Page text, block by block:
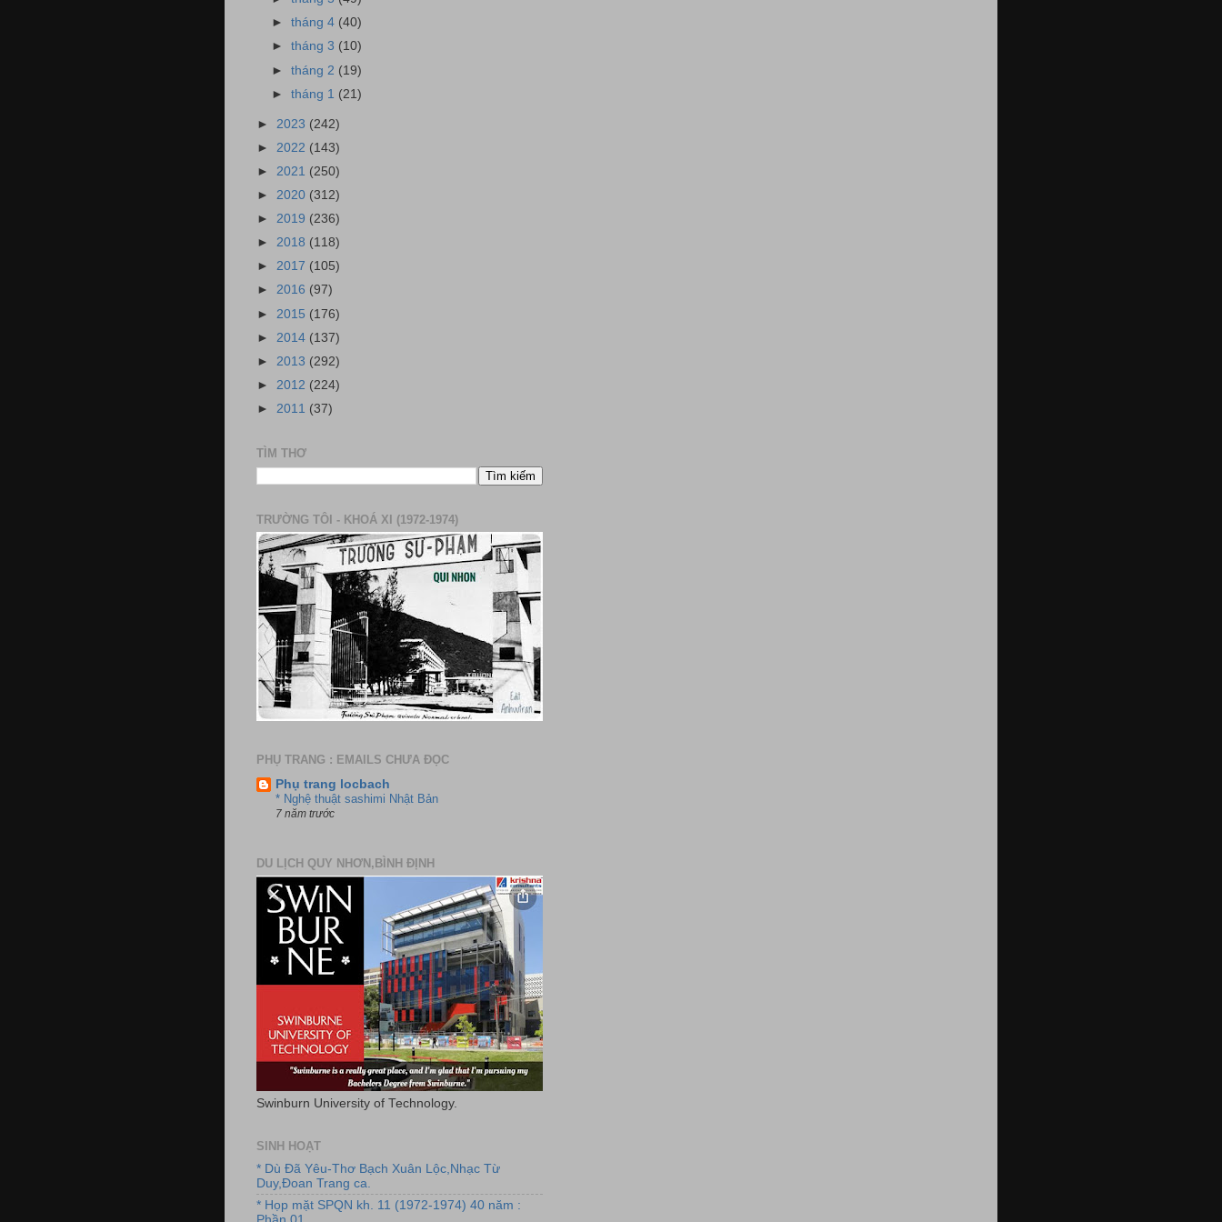
►tháng 4 (40)
►tháng 3 (10)
►tháng 2 (19)
►tháng 1 (21)
► 2023 (242)
► 2022 (143)
► 2021 (250)
► 2020 (312)
► 2019 (236)
► 2018 (118)
► 2017 (105)
► 2016 (97)
► 2015 (176)
► 2014 (137)
► 2013 (292)
► 2012 (224)
► 2011 (37)
TÌM THƠ
TRƯỜNG TÔI - KHOÁ XI (1972-1974)
PHỤ TRANG : EMAILS CHƯA ĐỌC
Phụ trang locbach
* Nghệ thuật sashimi Nhật Bản
7 năm trước
DU LỊCH QUY NHƠN,BÌNH ĐỊNH
Swinburn University of Technology.
SINH HOẠT
* Dù Đã Yêu-Thơ Bạch Xuân Lộc,Nhạc Từ
Duy,Đoan Trang ca.
* Họp mặt SPQN kh. 11 (1972-1974) 40 năm :